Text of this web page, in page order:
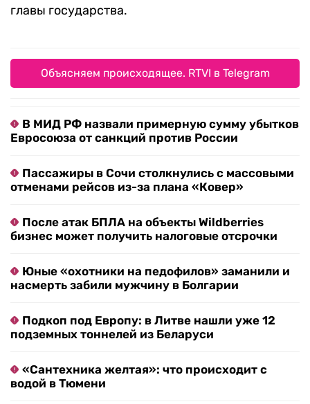
главы государства.
Объясняем происходящее. RTVI в Telegram
В МИД РФ назвали примерную сумму убытков
Евросоюза от санкций против России
Пассажиры в Сочи столкнулись с массовыми
отменами рейсов из-за плана «Ковер»
После атак БПЛА на объекты Wildberries
бизнес может получить налоговые отсрочки
Юные «охотники на педофилов» заманили и
насмерть забили мужчину в Болгарии
Подкоп под Европу: в Литве нашли уже 12
подземных тоннелей из Беларуси
«Сантехника желтая»: что происходит с
водой в Тюмени